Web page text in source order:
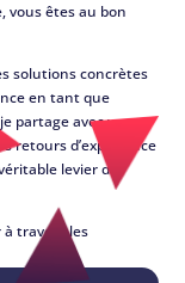
vous êtes au bon
solutions concrètes
en tant que
partage avec vous
retours d’expérience
levier de
à travers les